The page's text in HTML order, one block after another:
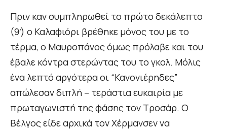
Πριν καν συμπληρωθεί το πρώτο δεκάλεπτο
(9′) ο Καλαφιόρι βρέθηκε μόνος του με το
τέρμα, ο Μαυροπάνος όμως πρόλαβε και του
έβαλε κόντρα στερώντας του το γκολ. Μόλις
ένα λεπτό αργότερα οι “Κανονιέρηδες”
απώλεσαν διπλή – τεράστια ευκαιρία με
πρωταγωνιστή της φάσης τον Τροσάρ. Ο
Βέλγος είδε αρχικά τον Χέρμανσεν να